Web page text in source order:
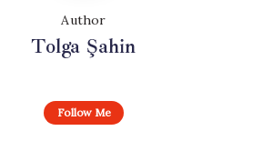
Author
Tolga Şahin
Follow Me